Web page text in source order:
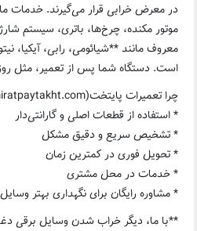
در معرض خرابی قرار می‌گیرند. خدمات
موتور مکنده، چرخ‌ها، باتری، سیستم
معروف مانند **شیائومی، رابی، آیکیا،
است. دستگاه شما پس از تعمیر، مثل
چرا تعمیرات پایتخت(taamiratpaytakht.com) را انتخاب کنید؟
* استفاده از قطعات اصلی و گارانتی‌دار
* تشخیص سریع و دقیق مشکل
* تحویل فوری در کمترین زمان
* خدمات در محل مشتری
* مشاوره رایگان برای نگهداری بهتر
**با ما، دیگر خراب شدن وسایل برقی